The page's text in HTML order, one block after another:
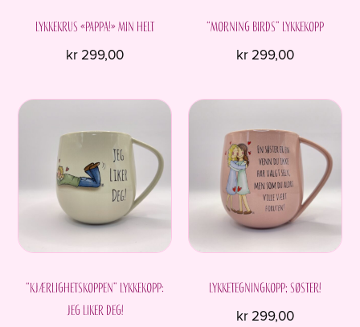
Lykkekrus «Pappa!» Min helt
kr 299,00
“Morning birds” Lykkekopp
kr299,00
“Kjærlighetskoppen” Lykkekopp:
Jeg liker deg!
Lykketegningkopp; Søster!
kr299,00